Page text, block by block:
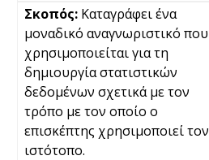
Καταγράφει ένα
μοναδικό αναγνωριστικό που
χρησιμοποιείται για τη
δημιουργία στατιστικών
δεδομένων σχετικά με τον
τρόπο με τον οποίο ο
επισκέπτης χρησιμοποιεί τον
ιστότοπο.